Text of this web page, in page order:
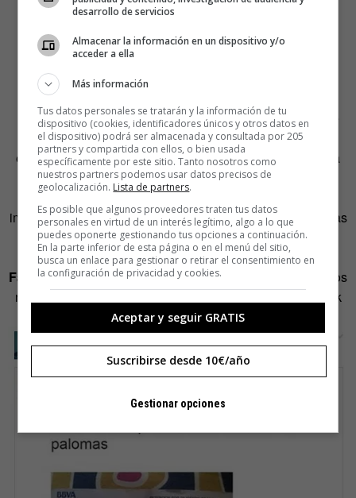
¿Qué fue de tu cordero, Clarice?
CLARICE
El director Jonathan Demme tenía previsto sustituir las
palabras de Jodie Foster por un flashback de una Clarice
niña. Pero con buen criterio, el director consideró que la
escena con el cristal entre Clarice y Hannibal Lecter tenía
una poderosa carga dramática (las miradas, el ambiente
claustrofóbico). La fuerza se hubiera diluido con las
imágenes del pasado. Una vez más, un montón de palabras
tienen más fuerza que un puñado de imágenes.
Los emoticonos de «me entristece» y «me enoja» de
Facebook tienen significados confusos.
En ciertos casos
no hay dudas como las respuestas al estado de Facebook
de abajo:
desarrollo de servicios
Almacenar la información en un dispositivo y/o
acceder a ella
Más información
Tus datos personales se tratarán y la información de tu
dispositivo (cookies, identificadores únicos y otros datos en
el dispositivo) podrá ser almacenada y consultada por 205
partners y compartida con ellos, o bien usada
específicamente por este sitio. Tanto nosotros como
nuestros partners podemos usar datos precisos de
geolocalización. Lista de partners.
Es posible que algunos proveedores traten tus datos
personales en virtud de un interés legítimo, algo a lo que
puedes oponerte gestionando tus opciones a continuación.
En la parte inferior de esta página o en el menú del sitio,
busca un enlace para gestionar o retirar el consentimiento en
la configuración de privacidad y cookies.
Aceptar y seguir GRATIS
Suscribirse desde 10€/año
Gestionar opciones